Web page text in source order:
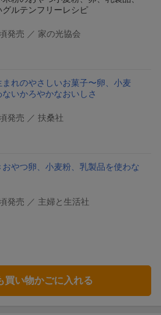
ルテンフリーレシピ
発売 ／ 家の光協会
れのやさしいお菓子〜卵、小麦
いかろやかなおいしさ
発売 ／ 扶桑社
おやつ卵、小麦粉、乳製品を使わな
発売 ／ 主婦と生活社
買い物かごに入れる